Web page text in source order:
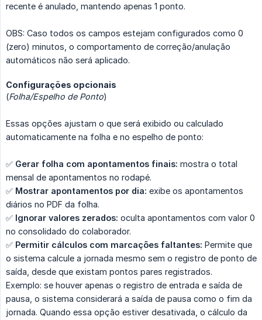
recente é anulado, mantendo apenas 1 ponto.
OBS: Caso todos os campos estejam configurados como 0
(zero) minutos, o comportamento de correção/anulação
automáticos não será aplicado.
Configurações opcionais
(Folha/Espelho de Ponto)
Essas opções ajustam o que será exibido ou calculado
automaticamente na folha e no espelho de ponto:
✅ Gerar folha com apontamentos finais: mostra o total
mensal de apontamentos no rodapé.
✅ Mostrar apontamentos por dia: exibe os apontamentos
diários no PDF da folha.
✅ Ignorar valores zerados: oculta apontamentos com valor 0
no consolidado do colaborador.
✅ Permitir cálculos com marcações faltantes: Permite que
o sistema calcule a jornada mesmo sem o registro de ponto de
saída, desde que existam pontos pares registrados.
Exemplo: se houver apenas o registro de entrada e saída de
pausa, o sistema considerará a saída de pausa como o fim da
jornada. Quando essa opção estiver desativada, o cálculo da